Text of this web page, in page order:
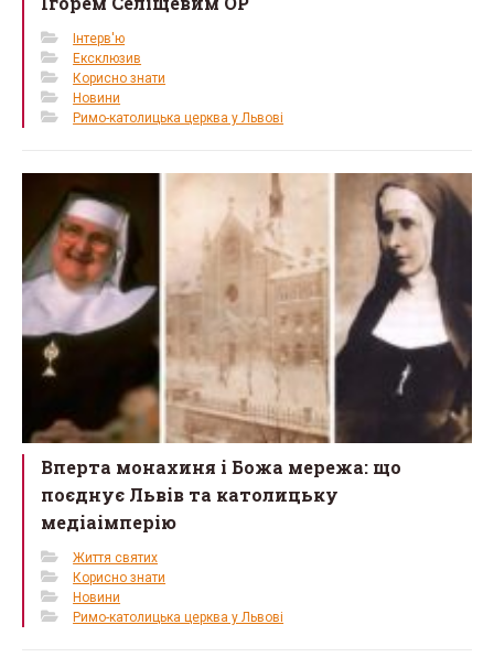
Інтерв'ю
Ексклюзив
Корисно знати
Новини
Римо-католицька церква у Львові
Вперта монахиня і Божа мережа: що
поєднує Львів та католицьку
медіаімперію
Життя святих
Корисно знати
Новини
Римо-католицька церква у Львові